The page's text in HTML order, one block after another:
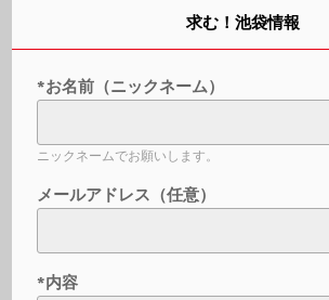
求む！池袋情報
*お名前（ニックネーム）
ニックネームでお願いします。
メールアドレス（任意）
*内容